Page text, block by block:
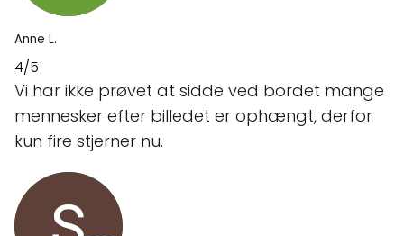
Anne L.
4/5
Vi har ikke prøvet at sidde ved bordet mange
mennesker efter billedet er ophængt, derfor
kun fire stjerner nu.